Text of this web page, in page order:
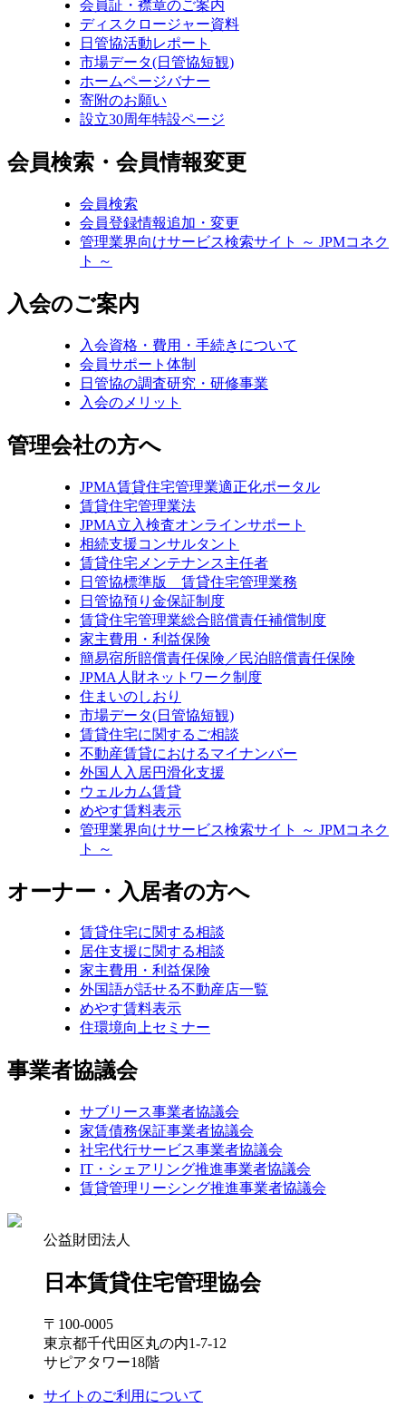
会員証・襟章のご案内
ディスクロージャー資料
日管協活動レポート
市場データ(日管協短観)
ホームページバナー
寄附のお願い
設立30周年特設ページ
会員検索・会員情報変更
会員検索
会員登録情報追加・変更
管理業界向けサービス検索サイト ～ JPMコネク
ト ～
入会のご案内
入会資格・費用・手続きについて
会員サポート体制
日管協の調査研究・研修事業
入会のメリット
管理会社の方へ
JPMA賃貸住宅管理業適正化ポータル
賃貸住宅管理業法
JPMA立入検査オンラインサポート
相続支援コンサルタント
賃貸住宅メンテナンス主任者
日管協標準版 賃貸住宅管理業務
日管協預り金保証制度
賃貸住宅管理業総合賠償責任補償制度
家主費用・利益保険
簡易宿所賠償責任保険／民泊賠償責任保険
JPMA人財ネットワーク制度
住まいのしおり
市場データ(日管協短観)
賃貸住宅に関するご相談
不動産賃貸におけるマイナンバー
外国人入居円滑化支援
ウェルカム賃貸
めやす賃料表示
管理業界向けサービス検索サイト ～ JPMコネク
ト ～
オーナー・入居者の方へ
賃貸住宅に関する相談
居住支援に関する相談
家主費用・利益保険
外国語が話せる不動産店一覧
めやす賃料表示
住環境向上セミナー
事業者協議会
サブリース事業者協議会
家賃債務保証事業者協議会
社宅代行サービス事業者協議会
IT・シェアリング推進事業者協議会
賃貸管理リーシング推進事業者協議会
公益財団法人
日本賃貸住宅管理協会
〒100-0005
東京都千代田区丸の内1-7-12
サピアタワー18階
サイトのご利用について